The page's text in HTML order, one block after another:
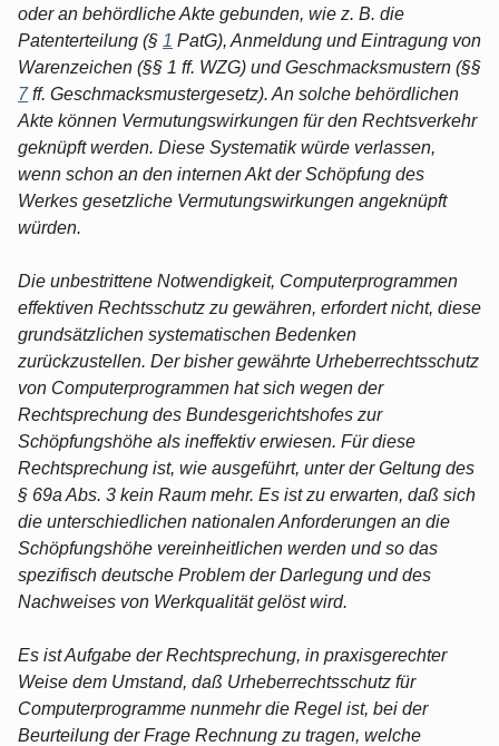
oder an behördliche Akte gebunden, wie z. B. die
Patenterteilung (§ 1 PatG), Anmeldung und Eintragung von
Warenzeichen (§§ 1 ff. WZG) und Geschmacksmustern (§§
7ff. Geschmacksmustergesetz). An solche behördlichen
Akte können Vermutungswirkungen für den Rechtsverkehr
geknüpft werden. Diese Systematik würde verlassen,
wenn schon an den internen Akt der Schöpfung des
Werkes gesetzliche Vermutungswirkungen angeknüpft
würden.
Die unbestrittene Notwendigkeit, Computerprogrammen
effektiven Rechtsschutz zu gewähren, erfordert nicht, diese
grundsätzlichen systematischen Bedenken
zurückzustellen. Der bisher gewährte Urheberrechtsschutz
von Computerprogrammen hat sich wegen der
Rechtsprechung des Bundesgerichtshofes zur
Schöpfungshöhe als ineffektiv erwiesen. Für diese
Rechtsprechung ist, wie ausgeführt, unter der Geltung des
§ 69a Abs. 3 kein Raum mehr. Es ist zu erwarten, daß sich
die unterschiedlichen nationalen Anforderungen an die
Schöpfungshöhe vereinheitlichen werden und so das
spezifisch deutsche Problem der Darlegung und des
Nachweises von Werkqualität gelöst wird.
Es ist Aufgabe der Rechtsprechung, in praxisgerechter
Weise dem Umstand, daß Urheberrechtsschutz für
Computerprogramme nunmehr die Regel ist, bei der
Beurteilung der Frage Rechnung zu tragen, welche